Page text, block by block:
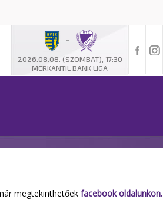
-
2026.08.08. (SZOMBAT), 17:30
MERKANTIL BANK LIGA
megtekinthetőek facebook oldalunkon.